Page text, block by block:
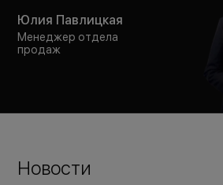
Юлия Павлицкая
Менеджер отдела
продаж
Новости